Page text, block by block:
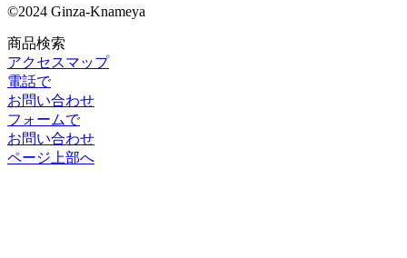
©2024 Ginza-Knameya
商品検索
アクセスマップ
電話で
お問い合わせ
フォームで
お問い合わせ
ページ上部へ